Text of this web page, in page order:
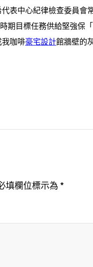
表中心紀律檢查委員會
期目標任務供給堅強保
我咖啡豪宅設計館牆壁的
填欄位標示為 *